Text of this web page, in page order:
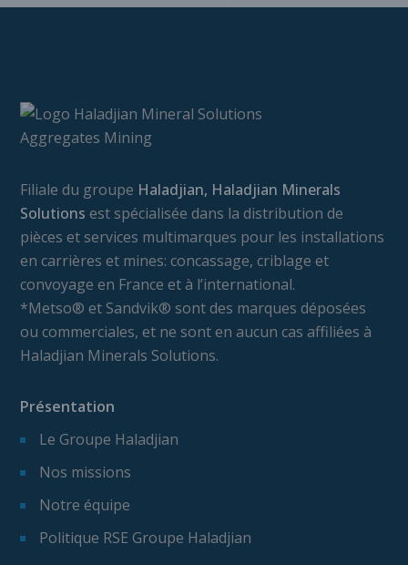
Filiale du groupe Haladjian, Haladjian Minerals
Solutions est spécialisée dans la distribution de
pièces et services multimarques pour les installations
en carrières et mines: concassage, criblage et
convoyage en France et à l’international.
*Metso® et Sandvik® sont des marques déposées
ou commerciales, et ne sont en aucun cas affiliées à
Haladjian Minerals Solutions.
Présentation
Le Groupe Haladjian
Nos missions
Notre équipe
Politique RSE Groupe Haladjian